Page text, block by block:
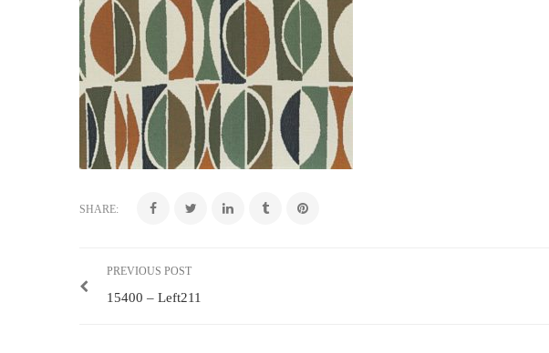
SHARE:
PREVIOUS POST
15400 – Left211